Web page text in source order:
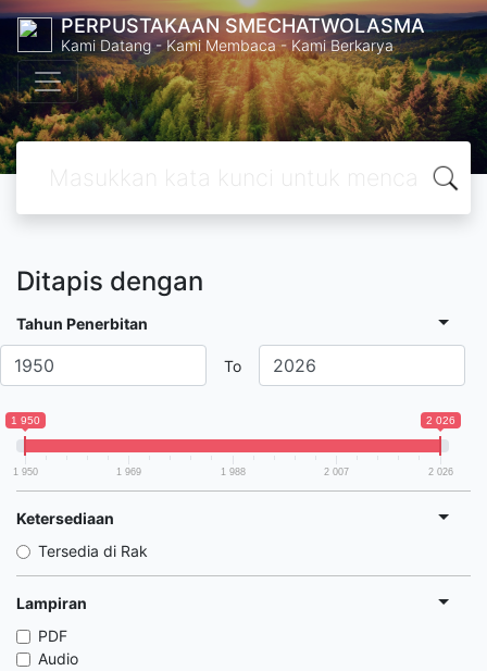
PERPUSTAKAAN SMECHATWOLASMA
Kami Datang - Kami Membaca - Kami Berkarya
Ditapis dengan
Tahun Penerbitan
To
1 950 2 026
1 950 1 969 1 988 2 007 2 026
Ketersediaan
Tersedia di Rak
Lampiran
PDF
Audio